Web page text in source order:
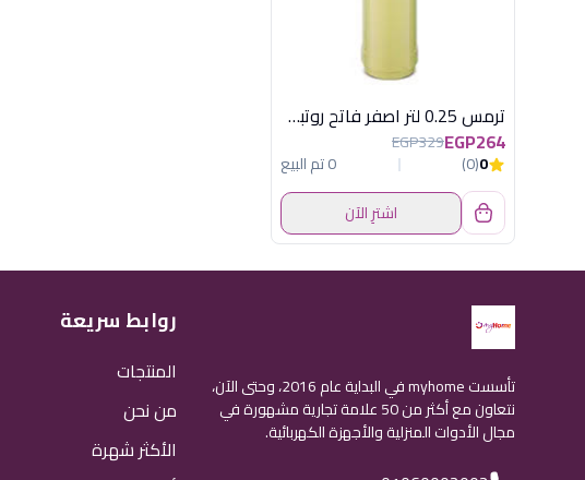
ترمس 0.25 لتر اصفر فاتح روتبونكت المانى
EGP264
EGP329
0
(0)
0 تم البيع
اشترِ الآن
تأسست myhome في البداية عام 2016، وحتى الآن،
نتعاون مع أكثر من 50 علامة تجارية مشهورة في
مجال الأدوات المنزلية والأجهزة الكهربائية.
روابط سريعة
المنتجات
من نحن
الأكثر شهرة